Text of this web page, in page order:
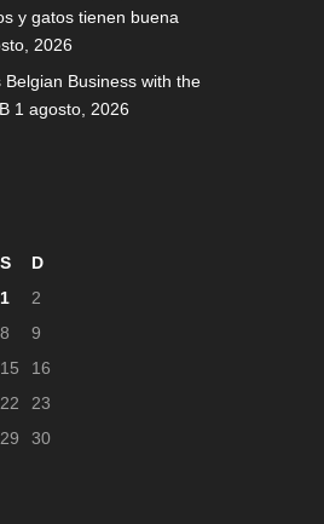
y gatos tienen buena
2026
Belgian Business with the
1 agosto, 2026
S
D
1
2
8
9
15
16
22
23
29
30